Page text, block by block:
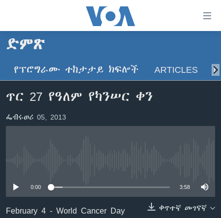
ማገናኛዎች
ዋናው
ይዘት
ወደ
ዋናው
ይዘት
እለፍ
ዜና
ኢትዮጵያ
ኑሮ በጤንነት
ቪዲዮ
Learning English
ይከተሉን
ድምጽ
የፕሮግራሙ ተከታታይ ክፍሎች ARTICLES
ጥር 27 የዓለም የካንሠር ቀን
ፌብሩወሪ 05, 2013
0:00 3:58
ቀጥተኛ መገናኛ
February 4 - World Cancer Day